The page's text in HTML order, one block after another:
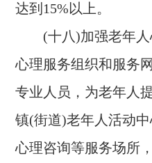
达到 15%以上。
(十八)加强老年人
心理服务组织和服务
专业人员，为老年人
镇(街道)老年人活动
心理咨询等服务场所